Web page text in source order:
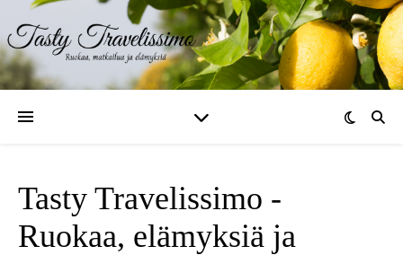
Tasty Travelissimo -
Ruokaa, elämyksiä ja